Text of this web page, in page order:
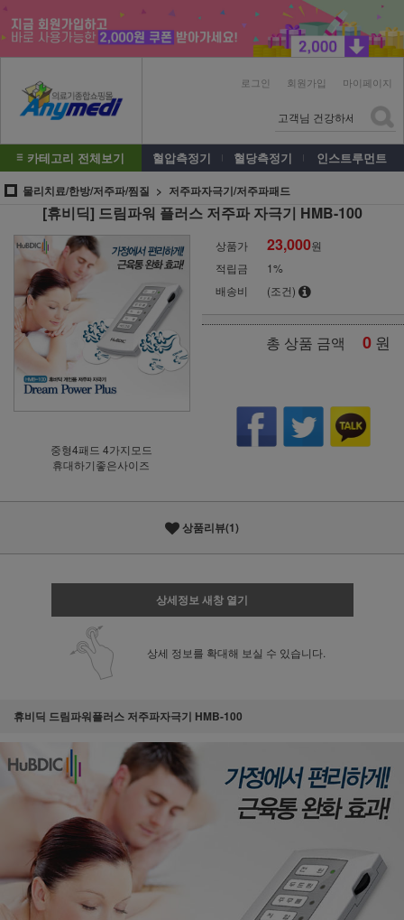
로그인 회원가입 마이페이지
카테고리 전체보기 혈압측정기 혈당측정기 인스트루먼트
물리치료/한방/저주파/찜질 저주파자극기/저주파패드
[휴비딕] 드림파워 플러스 저주파 자극기 HMB-100
중형4패드 4가지모드
휴대하기좋은사이즈
상품가 23,000원
적립금
1%
배송비
(조건)
총 상품 금액 0 원
상품리뷰(1)
상세정보 새창 열기
상세 정보를 확대해 보실 수 있습니다.
휴비딕 드림파워플러스 저주파자극기 HMB-100